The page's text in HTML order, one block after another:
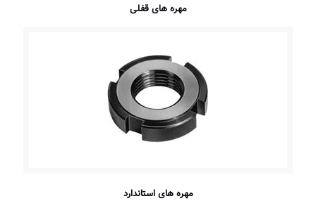
مهره های قفلی
مهره های استاندارد